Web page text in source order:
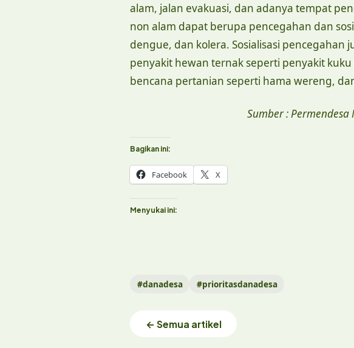
alam, jalan evakuasi, dan adanya tempat
non alam dapat berupa pencegahan dan
dengue, dan kolera. Sosialisasi
penyakit hewan ternak seperti penyakit
bencana pertanian seperti hama wereng,
Sumber : Permendesa
Bagikan ini:
Facebook X
Menyukai ini:
#danadesa #prioritasdanadesa
← Semua artikel